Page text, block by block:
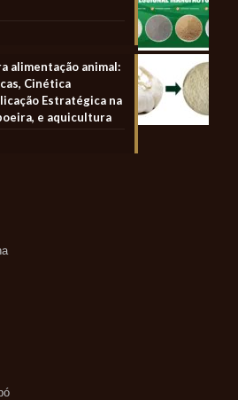
alimentação animal:
Cinética
Estratégica na
e aquicultura